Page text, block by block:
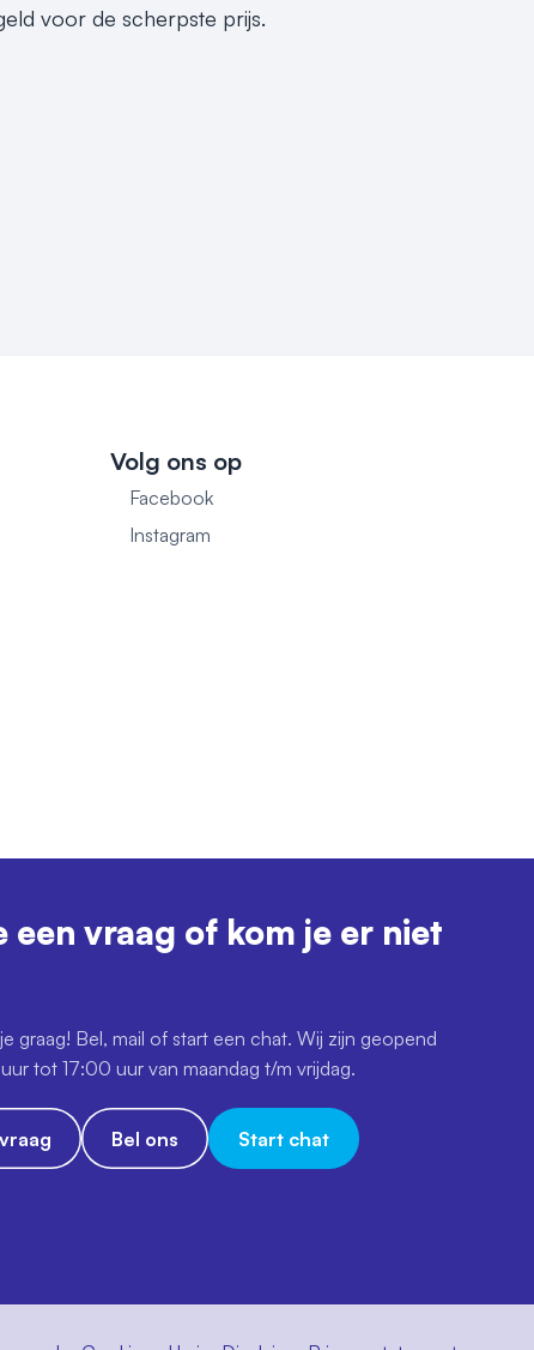
voor de scherpste prijs.
Volg ons op
Facebook
Instagram
een vraag of kom je er niet
graag! Bel, mail of start een chat. Wij zijn geopend
tot 17:00 uur van maandag t/m vrijdag.
Bel ons Start chat